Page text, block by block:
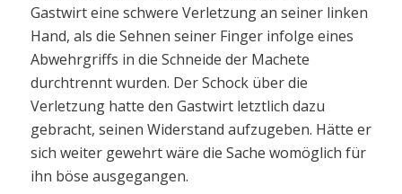
Gastwirt eine schwere Verletzung an seiner linken
Hand, als die Sehnen seiner Finger infolge eines
Abwehrgriffs in die Schneide der Machete
durchtrennt wurden. Der Schock über die
Verletzung hatte den Gastwirt letztlich dazu
gebracht, seinen Widerstand aufzugeben. Hätte er
sich weiter gewehrt wäre die Sache womöglich für
ihn böse ausgegangen.